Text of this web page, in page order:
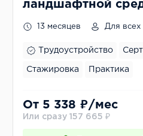
ландшафтной
13 месяцев Для всех
Трудоустройство
Стажировка Практика
От 5 338 ₽/мес
Или сразу 157 665 ₽